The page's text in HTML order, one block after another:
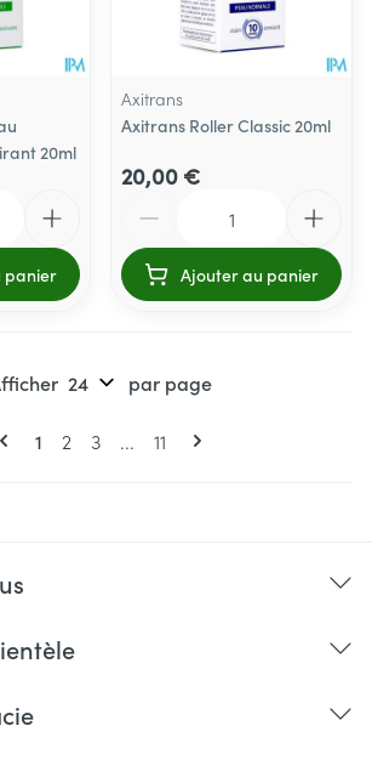
20ml
panier
Axitrans
Axitrans Roller Classic 20ml
20,00 €
Ajouter au panier
Vous lisez actuellement la page
1 Page
2 Page
3 ... Page
11
par page